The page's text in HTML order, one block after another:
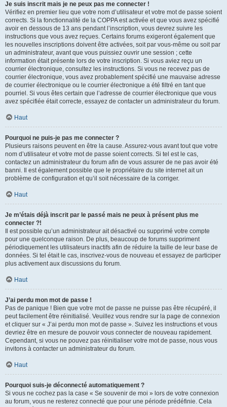
Je suis inscrit mais je ne peux pas me connecter !
Vérifiez en premier lieu que votre nom d’utilisateur et votre mot de passe soient
corrects. Si la fonctionnalité de la COPPA est activée et que vous avez spécifié
avoir en dessous de 13 ans pendant l’inscription, vous devrez suivre les
instructions que vous avez reçues. Certains forums exigeront également que
les nouvelles inscriptions doivent être activées, soit par vous-même ou soit par
un administrateur, avant que vous puissiez ouvrir une session ; cette
information était présente lors de votre inscription. Si vous aviez reçu un
courrier électronique, consultez les instructions. Si vous ne recevez pas de
courrier électronique, vous avez probablement spécifié une mauvaise adresse
de courrier électronique ou le courrier électronique a été filtré en tant que
pourriel. Si vous êtes certain que l’adresse de courrier électronique que vous
avez spécifiée était correcte, essayez de contacter un administrateur du forum.
Haut
Pourquoi ne puis-je pas me connecter ?
Plusieurs raisons peuvent en être la cause. Assurez-vous avant tout que votre
nom d’utilisateur et votre mot de passe soient corrects. Si tel est le cas,
contactez un administrateur du forum afin de vous assurer de ne pas avoir été
banni. Il est également possible que le propriétaire du site internet ait un
problème de configuration et qu’il soit nécessaire de la corriger.
Haut
Je m’étais déjà inscrit par le passé mais ne peux à présent plus me
connecter ?!
Il est possible qu’un administrateur ait désactivé ou supprimé votre compte
pour une quelconque raison. De plus, beaucoup de forums suppriment
périodiquement les utilisateurs inactifs afin de réduire la taille de leur base de
données. Si tel était le cas, inscrivez-vous de nouveau et essayez de participer
plus activement aux discussions du forum.
Haut
J’ai perdu mon mot de passe !
Pas de panique ! Bien que votre mot de passe ne puisse pas être récupéré, il
peut facilement être réinitialisé. Veuillez vous rendre sur la page de connexion
et cliquer sur « J’ai perdu mon mot de passe ». Suivez les instructions et vous
devriez être en mesure de pouvoir vous connecter de nouveau rapidement.
Cependant, si vous ne pouvez pas réinitialiser votre mot de passe, nous vous
invitons à contacter un administrateur du forum.
Haut
Pourquoi suis-je déconnecté automatiquement ?
Si vous ne cochez pas la case « Se souvenir de moi » lors de votre connexion
au forum, vous ne resterez connecté que pour une période prédéfinie. Cela